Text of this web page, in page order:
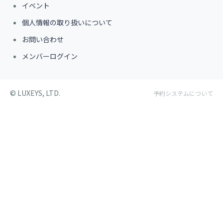
イベント
個人情報の取り扱いについて
お問い合わせ
メンバーログイン
©︎ LUXEYS, LTD. 予約システムについて